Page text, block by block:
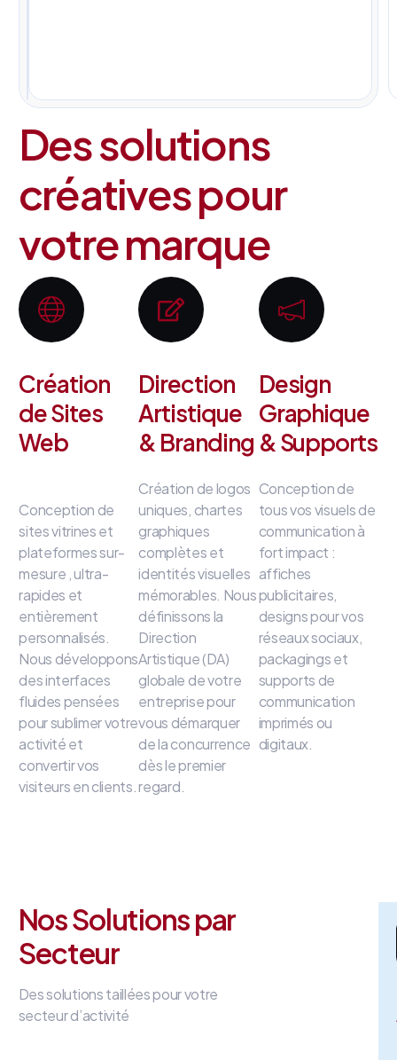
Des solutions
créatives pour
votre marque
Création
de Sites
Web
Conception de
sites vitrines et
plateformes sur-
mesure , ultra-
rapides et
entièrement
personnalisés.
Nous développons
des interfaces
fluidespensées
pour sublimer votre
activité et
convertir vos
visiteurs en clients.
Direction
Artistique
& Branding
Création de logos
uniques, chartes
graphiques
complètes et
identités visuelles
mémorables. Nous
définissons la
Direction
Artistique (DA)
globale de votre
entreprisepour
vous démarquer
de la concurrence
dès le premier
regard.
Design
Graphique
& Supports
Conception de
tous vos visuels de
communication à
fort impact :
affiches
publicitaires,
designs pour vos
réseaux sociaux,
packagings et
supports de
communication
imprimés ou
digitaux.
Nos Solutions par
Secteur
Des solutions taillées pour votre
secteur d’activité